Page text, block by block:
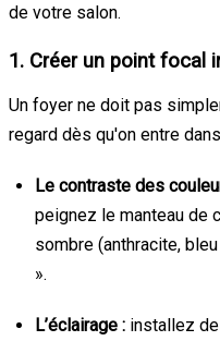
de votre salon.
1. Créer un point focal
Un foyer ne doit pas
regard dès qu'on entre
Le contraste des
peignez le manteau de
sombre (anthracite,
».
L’éclairage : installez